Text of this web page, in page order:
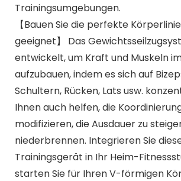
Trainingsumgebungen.
【Bauen Sie die perfekte
geeignet】 Das
entwickelt, um Kraft und Muskeln
aufzubauen, indem es sich auf
Schultern, Rücken, Lats usw.
Ihnen auch helfen, die
modifizieren, die Ausdauer zu
niederbrennen. Integrieren Sie
Trainingsgerät in Ihr Heim-
starten Sie für Ihren V-förmigen